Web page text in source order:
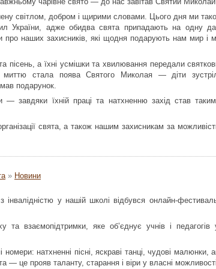
світлом, добром і щирими словами. Цього дня ми
України, адже обидва свята припадають на одну
про наших захисників, які щодня подарують нам мир і
пісень, а їхні усмішки та хвилювання передали
миттю стала поява Святого Миколая — діти
подарунок.
— завдяки їхній праці та натхненню захід став
свята, а також нашим захисникам за
» Новини
у нашій школі відбувся онлайн-
взаємопідтримки, яке об’єднує учнів і педагогів
номери: натхненні пісні, яскраві танці, чудові малюнки,
— це прояв таланту, старання і віри у власні